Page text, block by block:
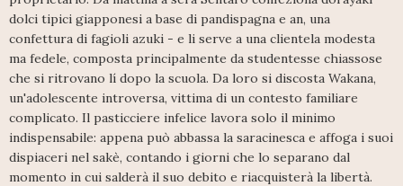
dolci tipici giapponesi a base di pandispagna e an, una
confettura di fagioli azuki - e li serve a una clientela modesta
ma fedele, composta principalmente da studentesse chiassose
che si ritrovano lí dopo la scuola. Da loro si discosta Wakana,
un'adolescente introversa, vittima di un contesto familiare
complicato. Il pasticciere infelice lavora solo il minimo
indispensabile: appena può abbassa la saracinesca e affoga i suoi
dispiaceri nel sakè, contando i giorni che lo separano dal
momento in cui salderà il suo debito e riacquisterà la libertà.